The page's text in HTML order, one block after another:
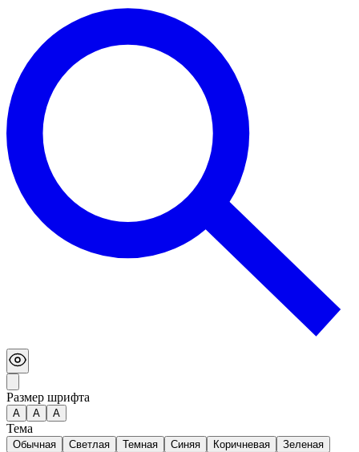
Размер шрифта
А A A
Тема
Обычная Светлая Темная Синяя Коричневая Зеленая